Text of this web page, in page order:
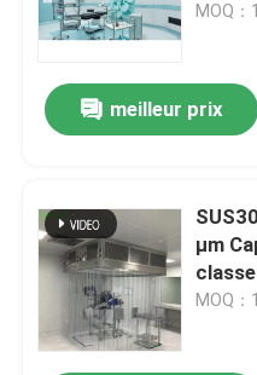
MOQ
meilleur prix
μm
MOQ